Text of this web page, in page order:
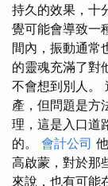
持久的效果，十
覺可能會導致一
間內，振動通常
的靈魂充滿了對
不會想到別人。
產，但問題是方
理，這是入口道
的。 會計公司
高啟蒙，對於那
來說，也有可能